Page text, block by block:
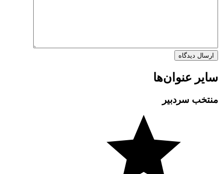
سایر عنوان‌ها
منتخب سردبیر